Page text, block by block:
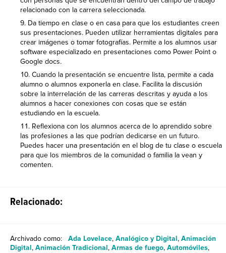
relacionado con la carrera seleccionada.
Da tiempo en clase o en casa para que los estudiantes creen
sus presentaciones. Pueden utilizar herramientas digitales para
crear imágenes o tomar fotografías. Permite a los alumnos usar
software especializado en presentaciones como Power Point o
Google docs.
Cuando la presentación se encuentre lista, permite a cada
alumno o alumnos exponerla en clase. Facilita la discusión
sobre la interrelación de las carreras descritas y ayuda a los
alumnos a hacer conexiones con cosas que se están
estudiando en la escuela.
Reflexiona con los alumnos acerca de lo aprendido sobre
las profesiones a las que podrían dedicarse en un futuro.
Puedes hacer una presentación en el blog de tu clase o escuela
para que los miembros de la comunidad o familia la vean y
comenten.
Relacionado:
Archivado como: Ada Lovelace, Analógico y Digital, Animación
Digital, Animación Tradicional, Armas de fuego, Automóviles,